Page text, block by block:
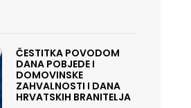
ČESTITKA POVODOM
DANA POBJEDE I
DOMOVINSKE
ZAHVALNOSTI I DANA
HRVATSKIH BRANITELJA